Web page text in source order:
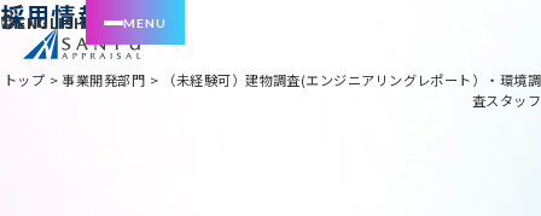
ENGLISH
採用情報
トップ >事業開発部門 >
（未経験可）建物調査(エンジニアリングレポート）・環境調
査スタッフ